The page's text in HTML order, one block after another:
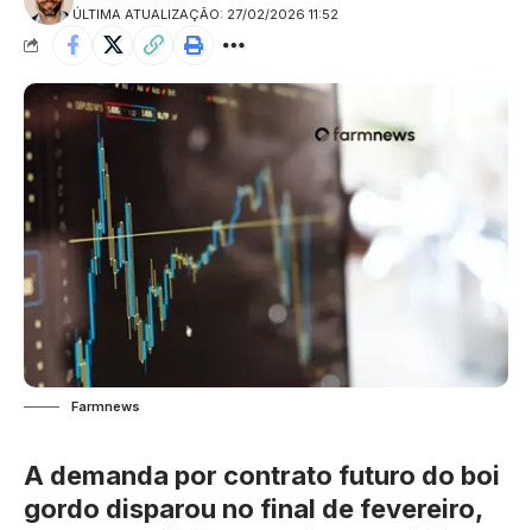
ÚLTIMA ATUALIZAÇÃO: 27/02/2026 11:52
Farmnews
A demanda por contrato futuro do boi
gordo disparou no final de fevereiro,